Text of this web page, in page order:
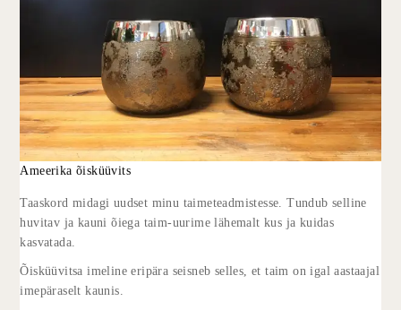
Ameerika õisküüvits
Taaskord midagi uudset minu taimeteadmistesse. Tundub selline
huvitav ja kauni õiega taim-uurime lähemalt kus ja kuidas
kasvatada.
Õisküüvitsa imeline eripära seisneb selles, et taim on igal aastaajal
imepäraselt kaunis.